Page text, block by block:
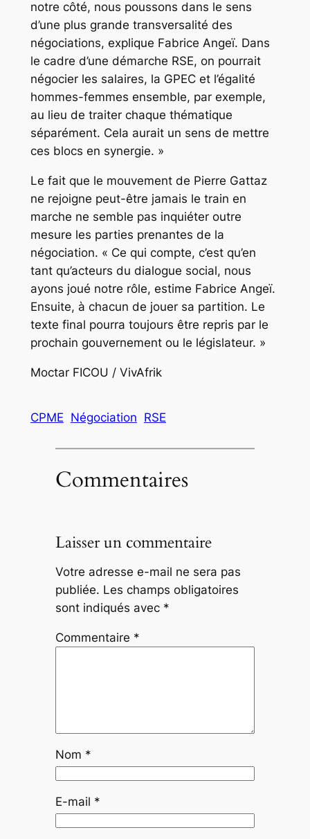
notre côté, nous poussons dans le sens
d’une plus grande transversalité des
négociations, explique Fabrice Angeï. Dans
le cadre d’une démarche RSE, on pourrait
négocier les salaires, la GPEC et l’égalité
hommes-femmes ensemble, par exemple,
au lieu de traiter chaque thématique
séparément. Cela aurait un sens de mettre
ces blocs en synergie. »
Le fait que le mouvement de Pierre Gattaz
ne rejoigne peut-être jamais le train en
marche ne semble pas inquiéter outre
mesure les parties prenantes de la
négociation. « Ce qui compte, c’est qu’en
tant qu’acteurs du dialogue social, nous
ayons joué notre rôle, estime Fabrice Angeï.
Ensuite, à chacun de jouer sa partition. Le
texte final pourra toujours être repris par le
prochain gouvernement ou le législateur. »
Moctar FICOU / VivAfrik
CPME Négociation RSE
Commentaires
Laisser un commentaire
Votre adresse e-mail ne sera pas
publiée. Les champs obligatoires
sont indiqués avec *
Commentaire *
Nom *
E-mail *